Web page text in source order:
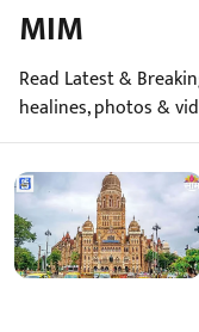
MIM
Read Latest &
healines, photos &